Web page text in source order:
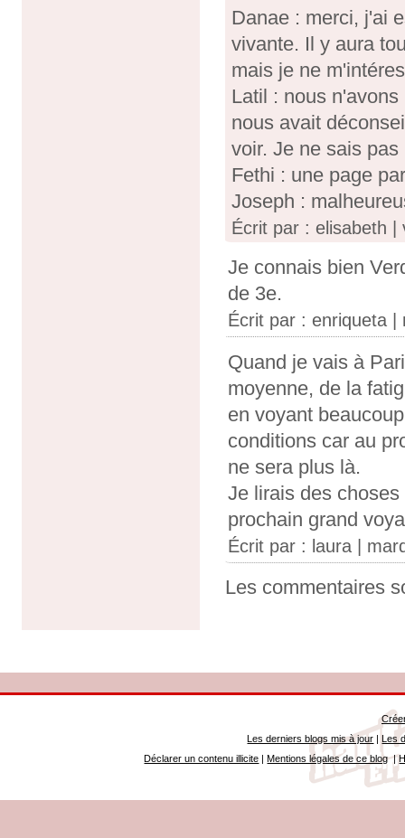
Danae : merci, j'ai
vivante. Il y aura
mais je ne
Latil : nous
nous avait
voir. Je ne sais
Fethi : une page
Joseph :
Écrit par : elisabeth |
Je connais bien
de 3e.
Écrit par : enriqueta |
Quand je vais à
moyenne, de la
en voyant
conditions car au
ne sera plus là.
Je lirais des
prochain grand
Écrit par : laura |
Les commentaires
Les derniers blogs mis à jour |Les
Déclarer un contenu illicite |Mentions légales de ce blog|